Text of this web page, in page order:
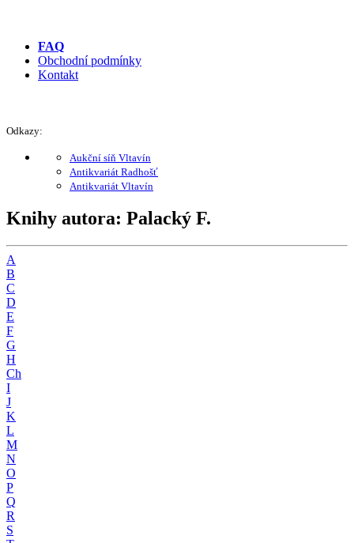
FAQ
Obchodní podmínky
Kontakt
Odkazy:
Aukční síň Vltavín
Antikvariát Radhošť
Antikvariát Vltavín
Knihy autora: Palacký F.
A
B
C
D
E
F
G
H
Ch
I
J
K
L
M
N
O
P
Q
R
S